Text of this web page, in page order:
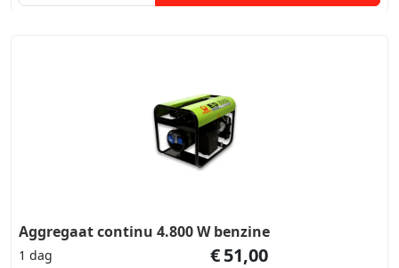
Aggregaat continu 4.800 W benzine
1 dag €51,00